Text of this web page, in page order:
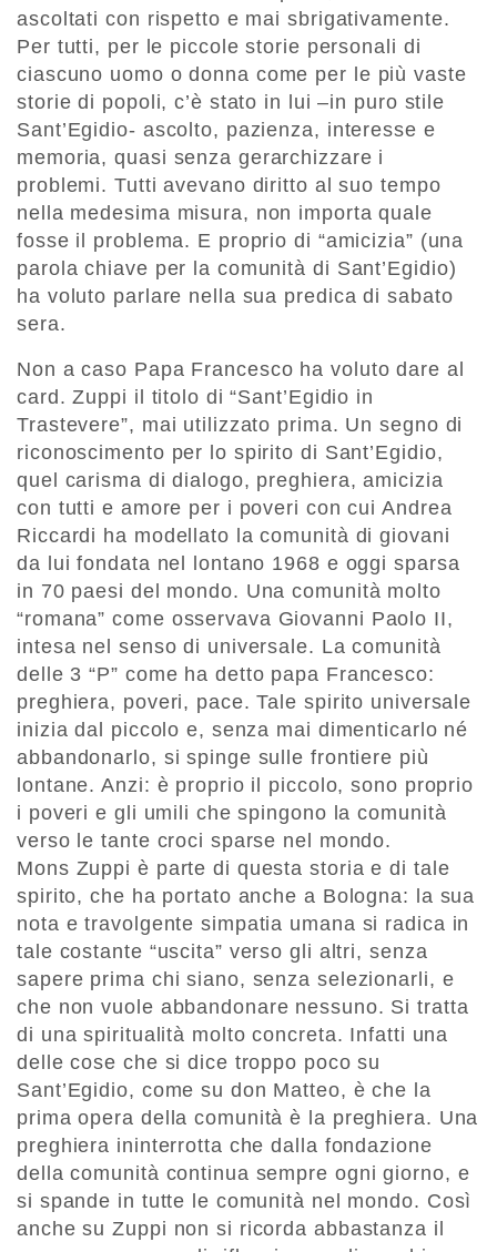
ascoltati con rispetto e mai sbrigativamente.
Per tutti, per le piccole storie personali di
ciascuno uomo o donna come per le più vaste
storie di popoli, c’è stato in lui –in puro stile
Sant’Egidio- ascolto, pazienza, interesse e
memoria, quasi senza gerarchizzare i
problemi. Tutti avevano diritto al suo tempo
nella medesima misura, non importa quale
fosse il problema. E proprio di “amicizia” (una
parola chiave per la comunità di Sant’Egidio)
ha voluto parlare nella sua predica di sabato
sera.
Non a caso Papa Francesco ha voluto dare al
card. Zuppi il titolo di “Sant’Egidio in
Trastevere”, mai utilizzato prima. Un segno di
riconoscimento per lo spirito di Sant’Egidio,
quel carisma di dialogo, preghiera, amicizia
con tutti e amore per i poveri con cui Andrea
Riccardi ha modellato la comunità di giovani
da lui fondata nel lontano 1968 e oggi sparsa
in 70 paesi del mondo. Una comunità molto
“romana” come osservava Giovanni Paolo II,
intesa nel senso di universale. La comunità
delle 3 “P” come ha detto papa Francesco:
preghiera, poveri, pace. Tale spirito universale
inizia dal piccolo e, senza mai dimenticarlo né
abbandonarlo, si spinge sulle frontiere più
lontane. Anzi: è proprio il piccolo, sono proprio
i poveri e gli umili che spingono la comunità
verso le tante croci sparse nel mondo.
Mons Zuppi è parte di questa storia e di tale
spirito, che ha portato anche a Bologna: la sua
nota e travolgente simpatia umana si radica in
tale costante “uscita” verso gli altri, senza
sapere prima chi siano, senza selezionarli, e
che non vuole abbandonare nessuno. Si tratta
di una spiritualità molto concreta. Infatti una
delle cose che si dice troppo poco su
Sant’Egidio, come su don Matteo, è che la
prima opera della comunità è la preghiera. Una
preghiera ininterrotta che dalla fondazione
della comunità continua sempre ogni giorno, e
si spande in tutte le comunità nel mondo. Così
anche su Zuppi non si ricorda abbastanza il